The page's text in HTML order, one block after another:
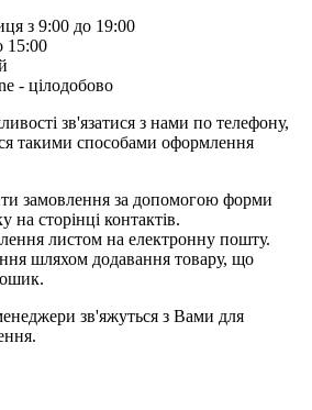
з 9:00 до 19:00
15:00
- цілодобово
зв'язатися з нами по телефону,
такими способами оформлення
замовлення за допомогою форми
на сторінці контактів.
листом на електронну пошту.
шляхом додавання товару, що
зв'яжуться з Вами для